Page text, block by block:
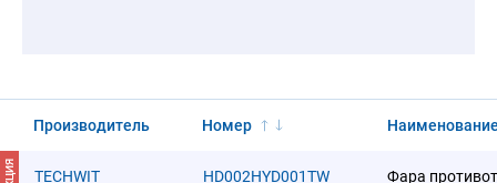
Производитель Номер
TECHWIT HD002HYD001TW Фара